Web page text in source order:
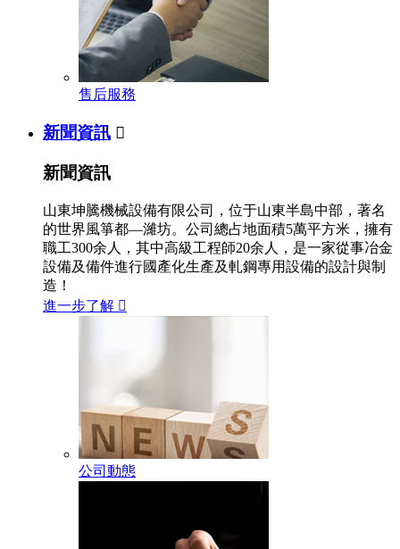
售后服務
新聞資訊 
新聞資訊
山東坤騰機械設備有限公司，位于山東半島中部，著名
的世界風箏都—濰坊。公司總占地面積5萬平方米，擁有
職工300余人，其中高級工程師20余人，是一家從事冶金
設備及備件進行國產化生產及軋鋼專用設備的設計與制
造！
進一步了解 
公司動態